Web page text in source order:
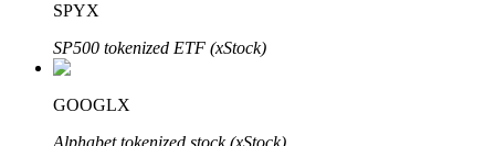
SPYX
SP500 tokenized ETF (xStock)
GOOGLX
Alphabet tokenized stock (xStock)